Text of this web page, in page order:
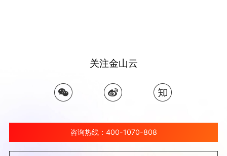
关注金山云
咨询热线：400-1070-808